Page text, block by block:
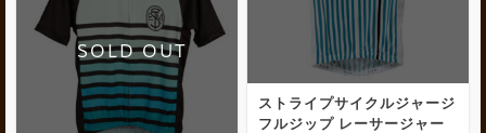
ストライプサイクルジャージ
フルジップ レーサージャー
SOLD OUT